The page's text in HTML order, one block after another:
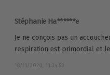
Stéphanie Ha******e
Je ne conçois pas un
respiration est primordial et
18/11/2020, 11:34:53